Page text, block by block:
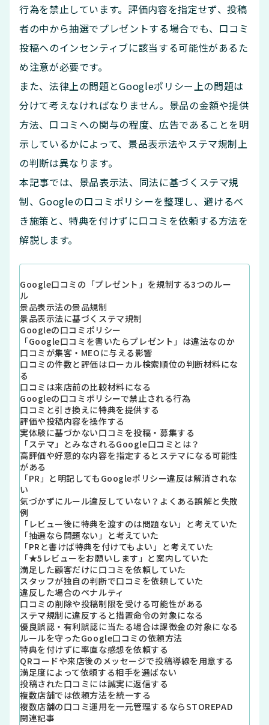
行為を禁止しています。評価内容を指定せず、投稿
者の中から抽選でプレゼントする場合でも、口コミ
投稿へのインセンティブに該当する可能性があるた
め注意が必要です。
また、法律上の問題とGoogleポリシー上の問題は
分けて考えなければなりません。景品の金額や提供
方法、口コミへの関与の程度、広告であることを明
示しているかによって、景品表示法やステマ規制上
の判断は異なります。
本記事では、景品表示法、同法に基づくステマ規
制、Googleの口コミポリシーを整理し、避けるべ
き施策と、特典を付けずに口コミを依頼する方法を
解説します。
Google口コミの「プレゼント」を規制する3つのルー
ル
景品表示法の景品規制
景品表示法に基づくステマ規制
Googleの口コミポリシー
「Google口コミを書いたらプレゼント」は違法なのか
口コミが集客・MEOに与える影響
口コミの件数と評価はローカル検索順位の判断材料にな
る
口コミは来店前の比較材料になる
Googleの口コミポリシーで禁止される行為
口コミと引き換えに特典を提供する
評価や投稿内容を操作する
実体験に基づかない口コミを投稿・募集する
「ステマ」とみなされるGoogle口コミとは？
高評価や好意的な内容を指定するとステマになる可能性
がある
「PR」と明記してもGoogleポリシー違反は解消されな
い
気づかずにルール違反していない？よくある誤解と失敗
例
「レビュー後に特典を渡すのは問題ない」と考えていた
「抽選なら問題ない」と考えていた
「PRと書けば特典を付けてもよい」と考えていた
「★5レビューをお願いします」と案内していた
満足した顧客だけに口コミを依頼していた
スタッフが独自の判断で口コミを依頼していた
違反した場合のペナルティ
口コミの削除や投稿制限を受ける可能性がある
ステマ規制に違反すると措置命令の対象になる
優良誤認・有利誤認に当たる場合は課徴金の対象になる
ルールを守ったGoogle口コミの依頼方法
特典を付けずに率直な感想を依頼する
QRコードや来店後のメッセージで投稿導線を用意する
満足度によって依頼する相手を選ばない
投稿された口コミには誠実に返信する
複数店舗では依頼方法を統一する
複数店舗の口コミ運用を一元管理するならSTOREPAD
関連記事